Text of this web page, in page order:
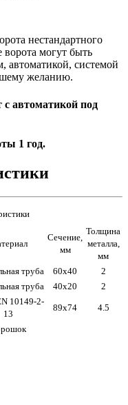
нестандартного
ворота могут быть
автоматикой, системой
желанию.
автоматикой под
1 год.
Сечение,
мм
Толщина
металла,
мм
труба 60х40
2
труба 40х20 2
10149-2-
13
89х74 4.5